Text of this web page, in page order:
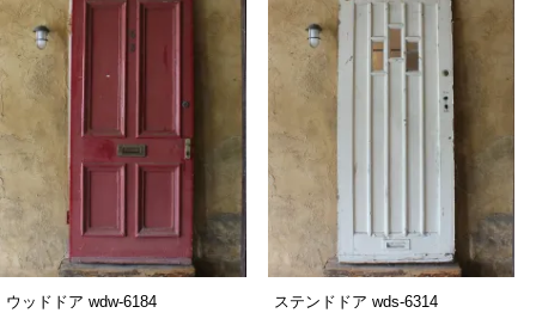
ウッドドア wdw-6184
ステンドドア wds-6314